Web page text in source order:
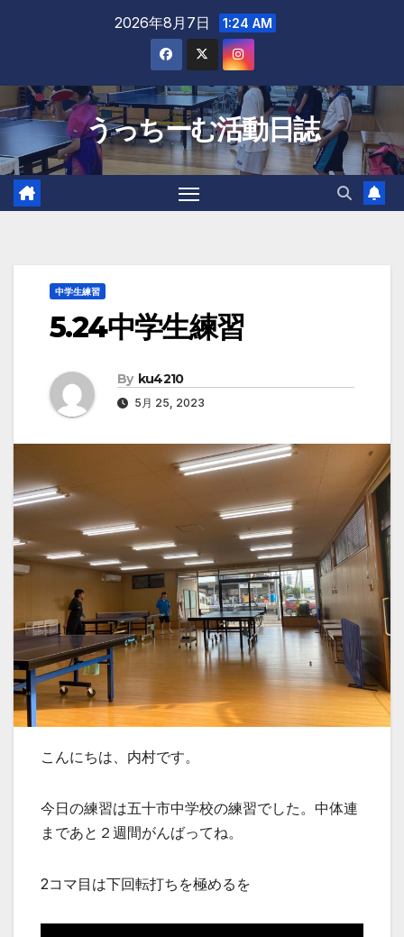
2026年8月7日 1:24 AM
うっちーむ活動日誌
中学生練習
5.24中学生練習
By ku4210
5月 25, 2023
こんにちは、内村です。
今日の練習は五十市中学校の練習でした。中体連
まであと２週間がんばってね。
2コマ目は下回転打ちを極めるを